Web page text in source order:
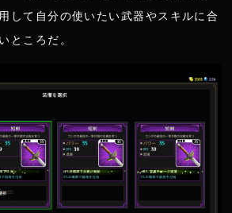
して自分の使いたい武器やスキルに合
ところだ。